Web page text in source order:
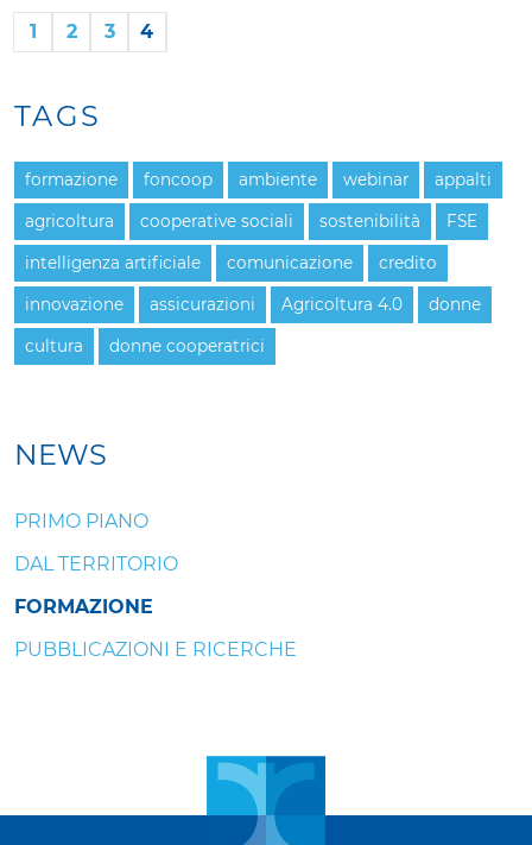
1 2 3 4
NEWS
PRIMO PIANO
DAL TERRITORIO
FORMAZIONE
PUBBLICAZIONI E RICERCHE
TAGS
formazione foncoop ambiente webinar appalti
agricoltura cooperative sociali sostenibilità FSE
intelligenza artificiale comunicazione credito
innovazione assicurazioni Agricoltura 4.0 donne
cultura donne cooperatrici